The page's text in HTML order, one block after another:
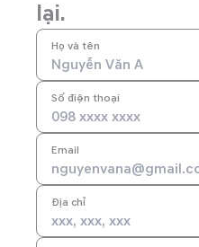
lại.
Họ và tên
Số điện thoại
Email
Địa chỉ